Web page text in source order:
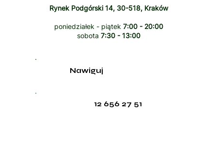
Rynek Podgórski 14, 30-518, Kraków
poniedziałek - piątek 7:00 - 20:00
sobota 7:30 - 13:00
12 656 27 51
Nawiguj